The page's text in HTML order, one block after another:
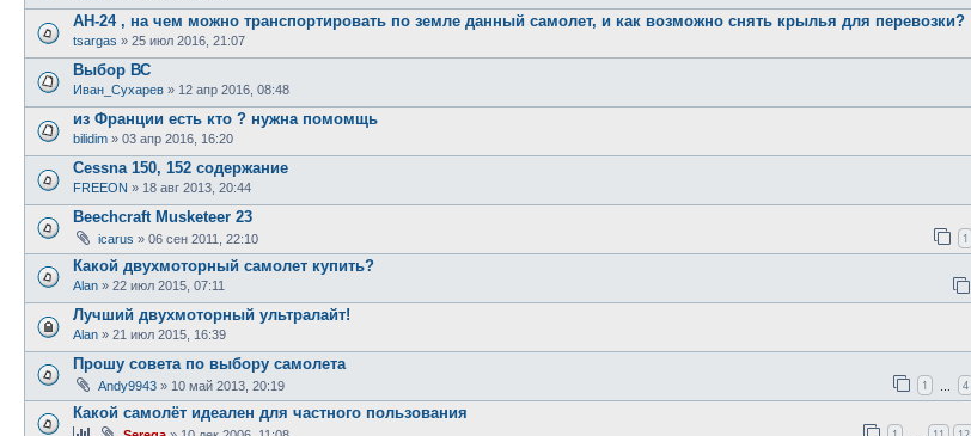
АН-24 , на чем можно транспортировать по земле данный самолет, и как возможно снять крылья для перевозки?
tsargas » 25 июл 2016, 21:07
Выбор ВС
Иван_Сухарев » 12 апр 2016, 08:48
из Франции есть кто ? нужна помомщь
bilidim » 03 апр 2016, 16:20
Cessna 150, 152 содержание
FREEON » 18 авг 2013, 20:44
Beechcraft Musketeer 23
icarus » 06 сен 2011, 22:10 1
Какой двухмоторный самолет купить?
Alan » 22 июл 2015, 07:11
Лучший двухмоторный ультралайт!
Alan » 21 июл 2015, 16:39
Прошу совета по выбору самолета
Andy9943 » 10 май 2013, 20:19 1 4
Какой самолёт идеален для частного пользования